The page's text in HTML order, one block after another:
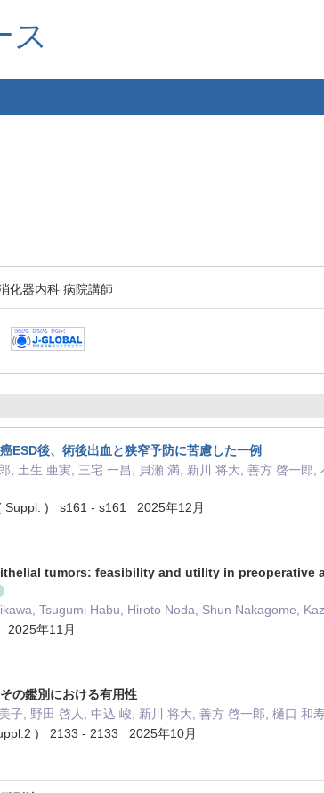
ス
化器内科 病院講師
ESD後、術後出血と狭窄予防に苦慮した一例
, 土生 亜実, 三宅 一昌, 貝瀬 満, 新川 将大, 善方 啓一郎
Suppl. ) s161 - s161 2025年12月
tumors: feasibility and utility in preoperative
Tsugumi Habu, Hiroto Noda, Shun Nakagome,
年11月
の鑑別における有用性
子, 野田 啓人, 中込 峻, 新川 将大, 善方 啓一郎, 樋口 和
) 2133 - 2133 2025年10月